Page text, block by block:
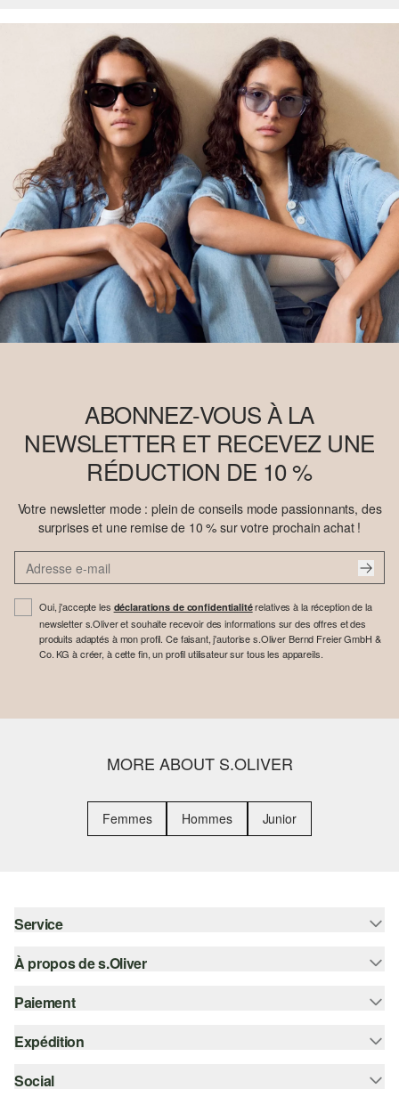
ABONNEZ-VOUS À LA
NEWSLETTER ET RECEVEZ UNE
RÉDUCTION DE 10 %
Votre newsletter mode : plein de conseils mode passionnants, des
surprises et une remise de 10 % sur votre prochain achat !
Oui, j'accepte les déclarations de confidentialitérelatives à la réception de la
newsletter s.Oliver et souhaite recevoir des informations sur des offres et des
produits adaptés à mon profil. Ce faisant, j'autorise s.Oliver Bernd Freier GmbH &
Co. KG à créer, à cette fin, un profil utilisateur sur tous les appareils.
MORE ABOUT S.OLIVER
Femmes Hommes Junior
Service
Aide - FAQ
Guide des tailles
À propos de s.Oliver
S'abonner à la Newsletter
s.Oliver Card
Paiement
Sur facture
Carte de crédit
Expédition
Suivi de colis
Social